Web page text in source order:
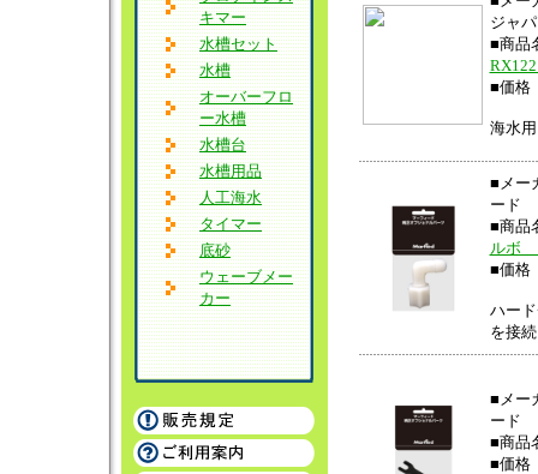
キマー
水槽セット
水槽
オーバーフロ
ー水槽
水槽台
水槽用品
人工海水
タイマー
底砂
ウェーブメー
カー
ジャ
■商
■価
海水用
■メー
ード
■商
ルボ
■価
ハー
を接
■メー
ード
■商
■価